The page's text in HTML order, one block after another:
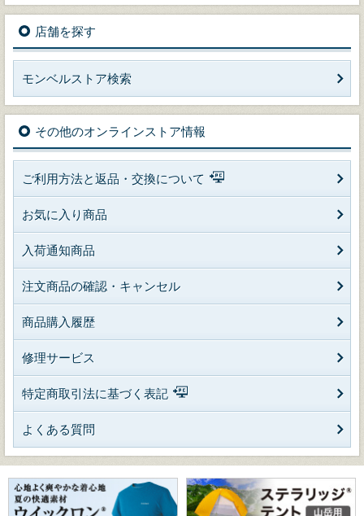
店舗を探す
モンベルストア検索
その他のオンラインストア情報
ご利用方法と返品・交換について
お気に入り商品
入荷通知商品
注文商品の確認・キャンセル
商品購入履歴
修理サービス
特定商取引法に基づく表記
よくある質問